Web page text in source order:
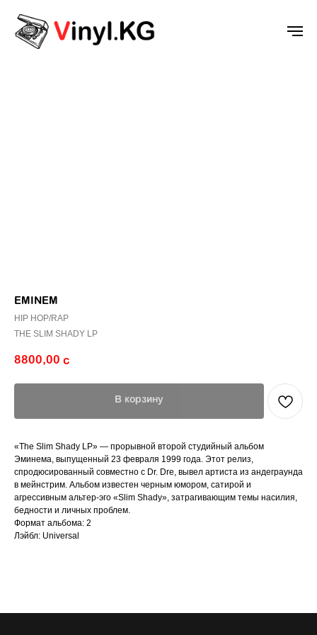
EMINEM
HIP HOP/RAP
THE SLIM SHADY LP
8800,00 с
В корзину
«The Slim Shady LP» — прорывной второй студийный альбом
Эминема, выпущенный 23 февраля 1999 года. Этот релиз,
спродюсированный совместно с Dr. Dre, вывел артиста из андеграунда
в мейнстрим. Альбом известен черным юмором, сатирой и
агрессивным альтер-эго «Slim Shady», затрагивающим темы насилия,
бедности и личных проблем.
Формат альбома: 2
Лэйбл: Universal